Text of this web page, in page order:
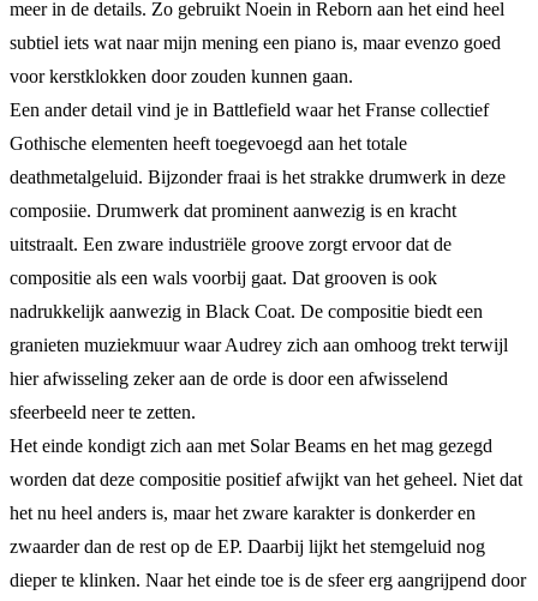
meer in de details. Zo gebruikt Noein in Reborn aan het eind heel
subtiel iets wat naar mijn mening een piano is, maar evenzo goed
voor kerstklokken door zouden kunnen gaan.
Een ander detail vind je in Battlefield waar het Franse collectief
Gothische elementen heeft toegevoegd aan het totale
deathmetalgeluid. Bijzonder fraai is het strakke drumwerk in deze
composiie. Drumwerk dat prominent aanwezig is en kracht
uitstraalt. Een zware industriële groove zorgt ervoor dat de
compositie als een wals voorbij gaat. Dat grooven is ook
nadrukkelijk aanwezig in Black Coat. De compositie biedt een
granieten muziekmuur waar Audrey zich aan omhoog trekt terwijl
hier afwisseling zeker aan de orde is door een afwisselend
sfeerbeeld neer te zetten.
Het einde kondigt zich aan met Solar Beams en het mag gezegd
worden dat deze compositie positief afwijkt van het geheel. Niet dat
het nu heel anders is, maar het zware karakter is donkerder en
zwaarder dan de rest op de EP. Daarbij lijkt het stemgeluid nog
dieper te klinken. Naar het einde toe is de sfeer erg aangrijpend door